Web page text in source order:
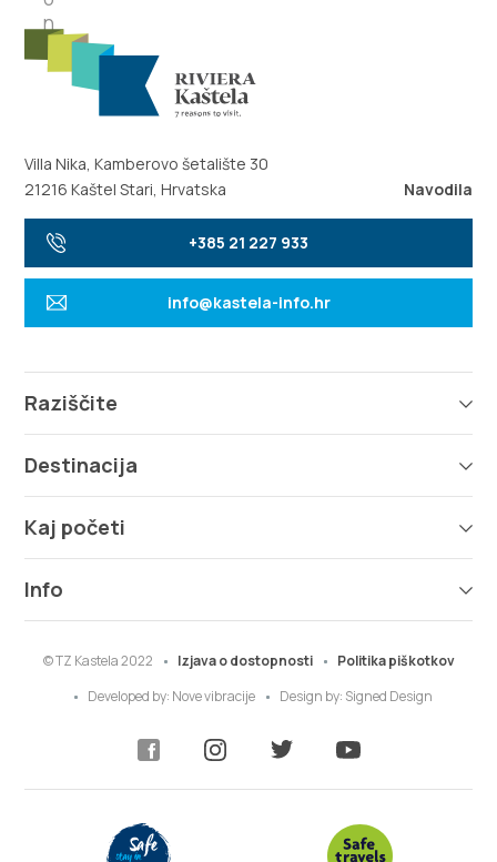
Villa Nika, Kamberovo šetalište 30
21216 Kaštel Stari, Hrvatska
Navodila
+385 21 227 933
info@kastela-info.hr
Raziščite
Destinacija
Kaj početi
Info
© TZ Kastela 2022 Izjava o dostopnosti
Politika piškotkov
Developed by: Nove vibracije Design by: Signed Design